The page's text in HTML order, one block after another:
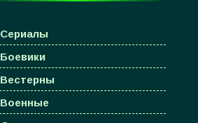
Сериалы
Боевики
Вестерны
Военные